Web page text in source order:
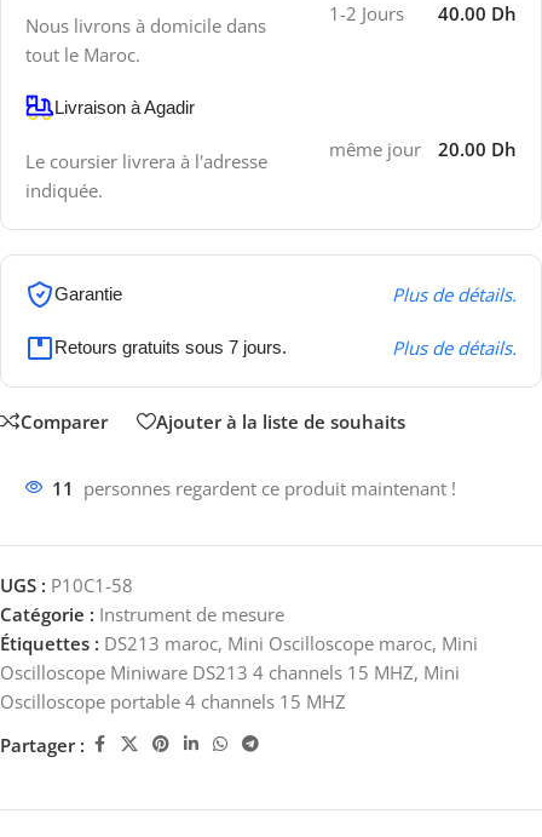
Nous livrons à domicile dans
tout le Maroc.
1-2 Jours 40.00 Dh
Livraison à Agadir
Le coursier livrera à l'adresse
indiquée.
même jour 20.00 Dh
Garantie Plus de détails.
Retours gratuits sous 7 jours. Plus de détails.
Comparer Ajouter à la liste de souhaits
11 personnes regardent ce produit maintenant !
UGS : P10C1-58
Catégorie : Instrument de mesure
Étiquettes : DS213 maroc, Mini Oscilloscope maroc, Mini
Oscilloscope Miniware DS213 4 channels 15 MHZ, Mini
Oscilloscope portable 4 channels 15 MHZ
Partager :